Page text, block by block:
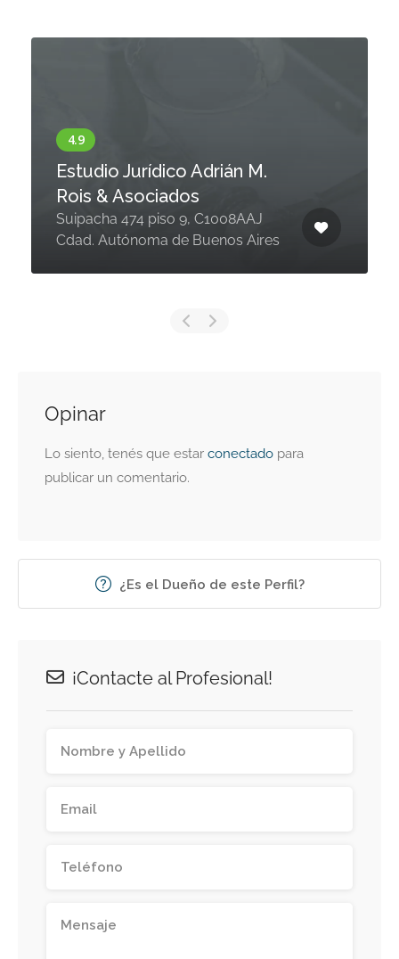
Estudio Jurídico Adrián M.
Rois & Asociados
Suipacha 474 piso 9, C1008AAJ
Cdad. Autónoma de Buenos Aires
Opinar
Lo siento, tenés que estar conectado para
publicar un comentario.
¿Es el Dueño de este Perfil?
¡Contacte al Profesional!